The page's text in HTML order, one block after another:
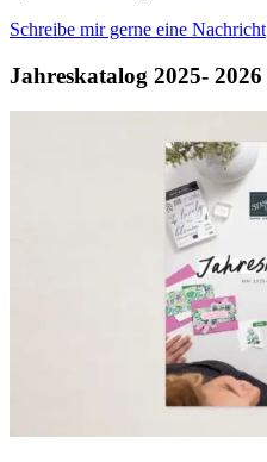
Schreibe mir gerne eine Nachricht
Jahreskatalog 2025- 2026